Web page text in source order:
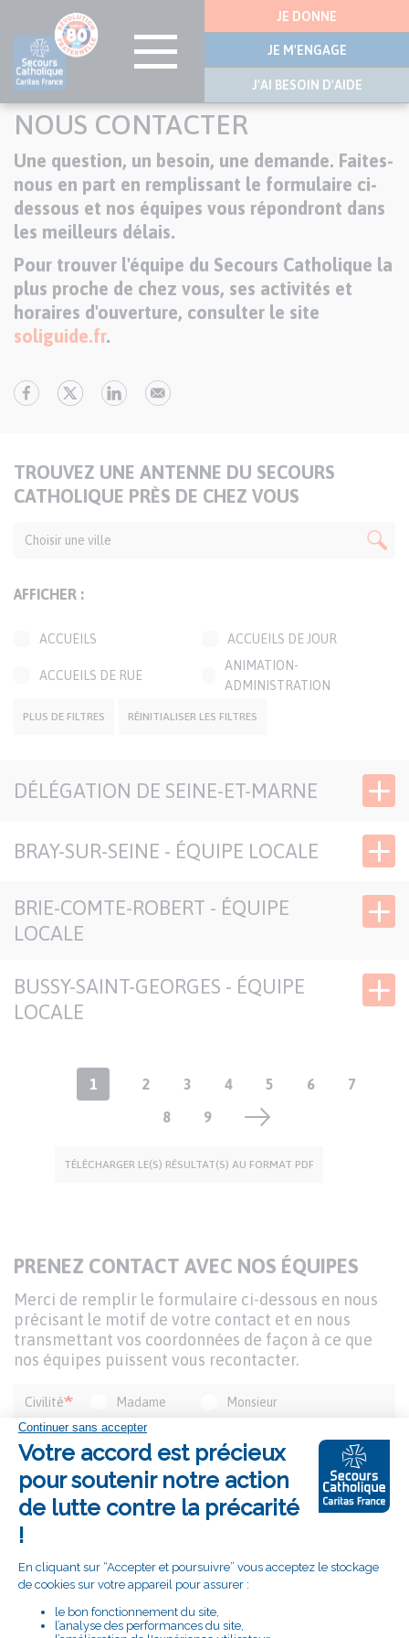
Aller
principal
latérale
JE DONNE
JE M'ENGAGE
J'AI BESOIN D'AIDE
NOUS CONTACTER
Texte
Une question, un besoin, une demande. Faites-
nous en part en remplissant le formulaire ci-
dessous et nos équipes vous répondront dans
les meilleurs délais.
Pour trouver l'équipe du Secours Catholique la
plus proche de chez vous, ses activités et
horaires d'ouverture, consulter le site
soliguide.fr.
TITRE
DE
CARTE
TROUVEZ UNE ANTENNE DU SECOURS
CATHOLIQUE PRÈS DE CHEZ VOUS
AFFICHER :
ACCUEILS ACCUEILS DE JOUR
ACCUEILS DE RUE
ANIMATION-
ADMINISTRATION
BOUTIQUES SOLIDAIRES
CAFÉS SOLIDAIRES
GROUPES CONVIVIAUX
PERMANENCES LOCALES
PLUS DE FILTRES RÉINITIALISER LES FILTRES
DÉLÉGATION DE SEINE-ET-MARNE
BRAY-SUR-SEINE - ÉQUIPE LOCALE
BRIE-COMTE-ROBERT - ÉQUIPE
LOCALE
BUSSY-SAINT-GEORGES - ÉQUIPE
LOCALE
Pagination
Page
1 Page
2 Page
3 Page
4 Page
5 Page
6 Page
7
Page
8 Page
9
TÉLÉCHARGER LE(S) RÉSULTAT(S) AU FORMAT PDF
TITRE
FORMULAIRE
PRENEZ CONTACT AVEC NOS ÉQUIPES
Texte
d'introduction
Merci de remplir le formulaire ci-dessous en nous
précisant le motif de votre contact et en nous
transmettant vos coordonnées de façon à ce que
nos équipes puissent vous recontacter.
Formulaire
contact
Civilité Madame Monsieur